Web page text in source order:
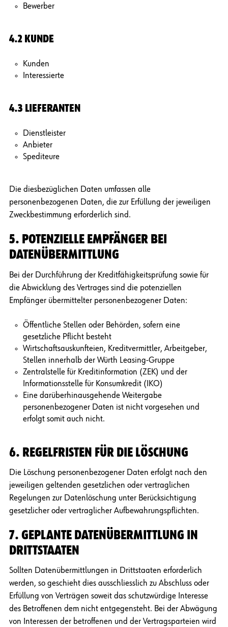
Bewerber
4.2 KUNDE
Kunden
Interessierte
4.3 LIEFERANTEN
Dienstleister
Anbieter
Spediteure
Die diesbezüglichen Daten umfassen alle
personenbezogenen Daten, die zur Erfüllung der jeweiligen
Zweckbestimmung erforderlich sind.
5. POTENZIELLE EMPFÄNGER BEI
DATENÜBERMITTLUNG
Bei der Durchführung der Kreditfähigkeitsprüfung sowie für
die Abwicklung des Vertrages sind die potenziellen
Empfänger übermittelter personenbezogener Daten:
Öffentliche Stellen oder Behörden, sofern eine
gesetzliche Pflicht besteht
Wirtschaftsauskunfteien, Kreditvermittler, Arbeitgeber,
Stellen innerhalb der Würth Leasing-Gruppe
Zentralstelle für Kreditinformation (ZEK) und der
Informationsstelle für Konsumkredit (IKO)
Eine darüberhinausgehende Weitergabe
personenbezogener Daten ist nicht vorgesehen und
erfolgt somit auch nicht.
6. REGELFRISTEN FÜR DIE LÖSCHUNG
Die Löschung personenbezogener Daten erfolgt nach den
jeweiligen geltenden gesetzlichen oder vertraglichen
Regelungen zur Datenlöschung unter Berücksichtigung
gesetzlicher oder vertraglicher Aufbewahrungspflichten.
7. GEPLANTE DATENÜBERMITTLUNG IN
DRITTSTAATEN
Sollten Datenübermittlungen in Drittstaaten erforderlich
werden, so geschieht dies ausschliesslich zu Abschluss oder
Erfüllung von Verträgen soweit das schutzwürdige Interesse
des Betroffenen dem nicht entgegensteht. Bei der Abwägung
von Interessen der betroffenen und der Vertragsparteien wird